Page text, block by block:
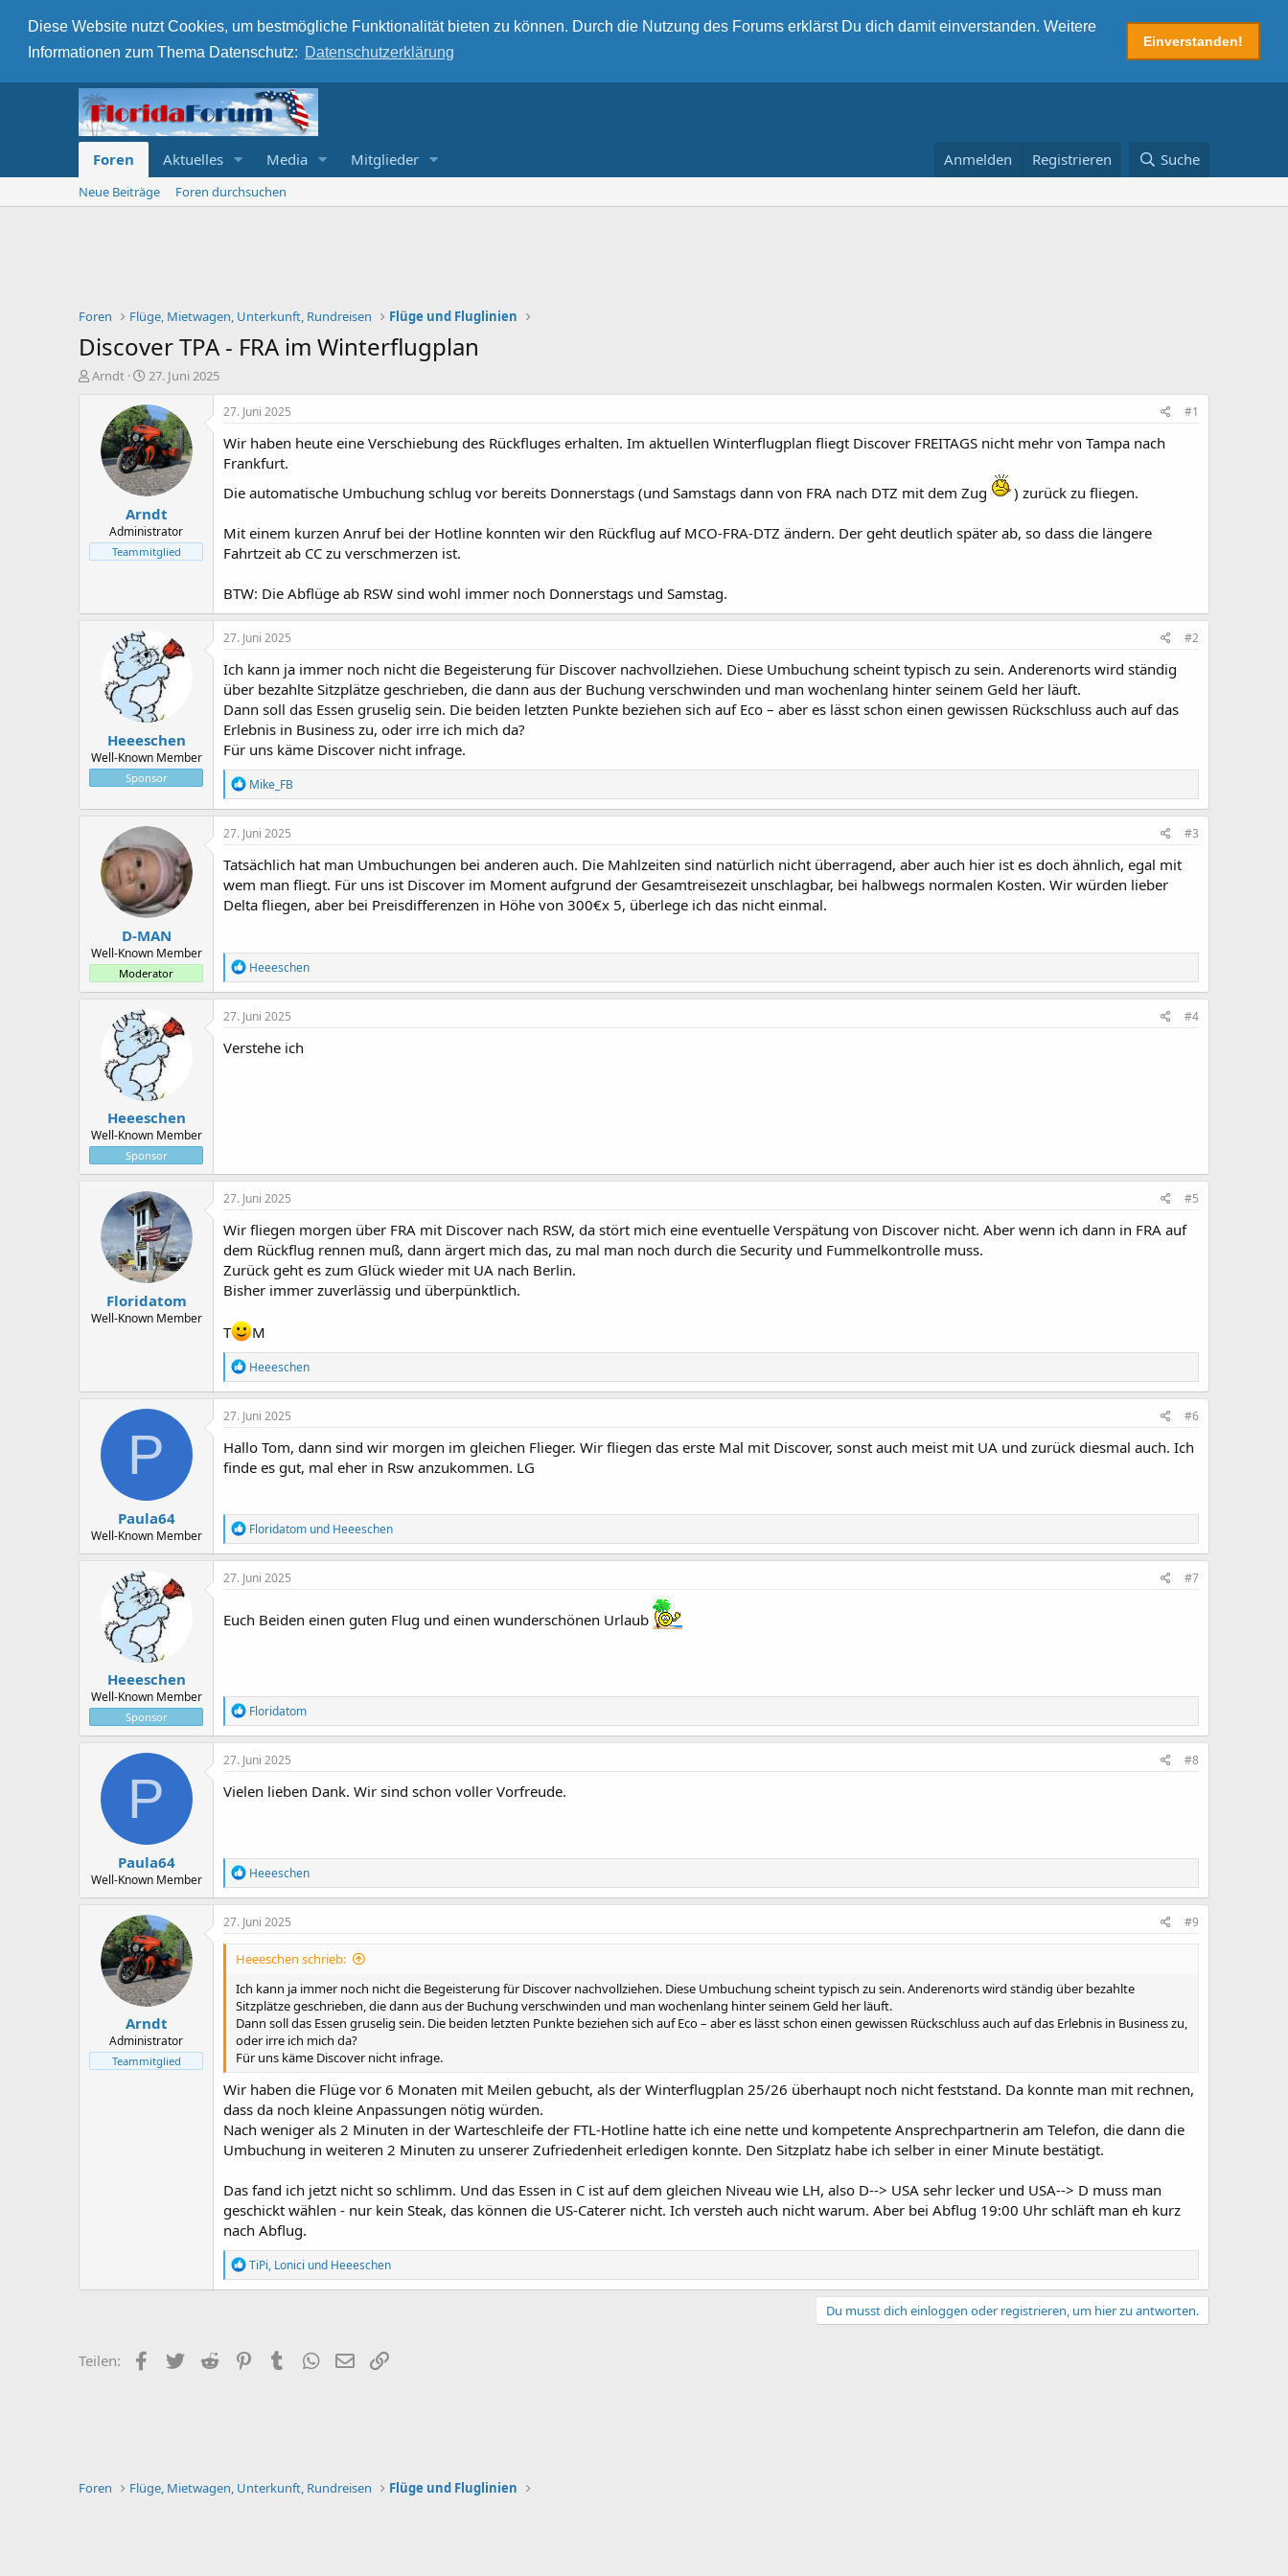
Diese Website nutzt Cookies, um bestmögliche Funktionalität bieten zu können. Durch die Nutzung des Forums erklärst Du dich damit einverstanden. Weitere
Informationen zum Thema Datenschutz: Datenschutzerklärung
Einverstanden!
Foren Aktuelles Media Mitglieder Anmelden Registrieren Suche
Neue Beiträge Foren durchsuchen
Foren Flüge, Mietwagen, Unterkunft, Rundreisen Flüge und Fluglinien
Discover TPA - FRA im Winterflugplan
E
Arndt
E
s
t
e
l
l
t
a
m
27. Juni 2025
Arndt
Administrator
Teammitglied
27. Juni 2025 #1
Wir haben heute eine Verschiebung des Rückfluges erhalten. Im aktuellen Winterflugplan fliegt Discover FREITAGS nicht mehr von Tampa nach
Frankfurt.
Die automatische Umbuchung schlug vor bereits Donnerstags (und Samstags dann von FRA nach DTZ mit dem Zug
) zurück zu fliegen.
Mit einem kurzen Anruf bei der Hotline konnten wir den Rückflug auf MCO-FRA-DTZ ändern. Der geht deutlich später ab, so dass die längere
Fahrtzeit ab CC zu verschmerzen ist.
BTW: Die Abflüge ab RSW sind wohl immer noch Donnerstags und Samstag.
Heeeschen
Well-Known Member
Sponsor
27. Juni 2025 #2
Ich kann ja immer noch nicht die Begeisterung für Discover nachvollziehen. Diese Umbuchung scheint typisch zu sein. Anderenorts wird ständig
über bezahlte Sitzplätze geschrieben, die dann aus der Buchung verschwinden und man wochenlang hinter seinem Geld her läuft.
Dann soll das Essen gruselig sein. Die beiden letzten Punkte beziehen sich auf Eco – aber es lässt schon einen gewissen Rückschluss auch auf das
Erlebnis in Business zu, oder irre ich mich da?
Für uns käme Discover nicht infrage.
R
e
a
k
i
o
n
e
Mike_FB
D-MAN
Well-Known Member
Moderator
27. Juni 2025 #3
Tatsächlich hat man Umbuchungen bei anderen auch. Die Mahlzeiten sind natürlich nicht überragend, aber auch hier ist es doch ähnlich, egal mit
wem man fliegt. Für uns ist Discover im Moment aufgrund der Gesamtreisezeit unschlagbar, bei halbwegs normalen Kosten. Wir würden lieber
Delta fliegen, aber bei Preisdifferenzen in Höhe von 300€x 5, überlege ich das nicht einmal.
R
e
a
k
i
o
Heeeschen
Heeeschen
Well-Known Member
Sponsor
27. Juni 2025 #4
Verstehe ich
Floridatom
Well-Known Member
27. Juni 2025 #5
Wir fliegen morgen über FRA mit Discover nach RSW, da stört mich eine eventuelle Verspätung von Discover nicht. Aber wenn ich dann in FRA auf
dem Rückflug rennen muß, dann ärgert mich das, zu mal man noch durch die Security und Fummelkontrolle muss.
Zurück geht es zum Glück wieder mit UA nach Berlin.
Bisher immer zuverlässig und überpünktlich.
T M
R
e
a
k
o
n
:
Heeeschen
P
Paula64
Well-Known Member
27. Juni 2025 #6
Hallo Tom, dann sind wir morgen im gleichen Flieger. Wir fliegen das erste Mal mit Discover, sonst auch meist mit UA und zurück diesmal auch. Ich
finde es gut, mal eher in Rsw anzukommen. LG
R
e
a
k
o
Floridatom und Heeeschen
Heeeschen
Well-Known Member
Sponsor
27. Juni 2025 #7
Euch Beiden einen guten Flug und einen wunderschönen Urlaub
R
e
a
k
i
o
:
Floridatom
P
Paula64
Well-Known Member
27. Juni 2025 #8
Vielen lieben Dank. Wir sind schon voller Vorfreude.
R
e
a
k
o
e
n
:
Heeeschen
Arndt
Administrator
Teammitglied
27. Juni 2025 #9
Heeeschen schrieb:
Ich kann ja immer noch nicht die Begeisterung für Discover nachvollziehen. Diese Umbuchung scheint typisch zu sein. Anderenorts wird ständig über bezahlte
Sitzplätze geschrieben, die dann aus der Buchung verschwinden und man wochenlang hinter seinem Geld her läuft.
Dann soll das Essen gruselig sein. Die beiden letzten Punkte beziehen sich auf Eco – aber es lässt schon einen gewissen Rückschluss auch auf das Erlebnis in Business zu,
oder irre ich mich da?
Für uns käme Discover nicht infrage.
Wir haben die Flüge vor 6 Monaten mit Meilen gebucht, als der Winterflugplan 25/26 überhaupt noch nicht feststand. Da konnte man mit rechnen,
dass da noch kleine Anpassungen nötig würden.
Nach weniger als 2 Minuten in der Warteschleife der FTL-Hotline hatte ich eine nette und kompetente Ansprechpartnerin am Telefon, die dann die
Umbuchung in weiteren 2 Minuten zu unserer Zufriedenheit erledigen konnte. Den Sitzplatz habe ich selber in einer Minute bestätigt.
Das fand ich jetzt nicht so schlimm. Und das Essen in C ist auf dem gleichen Niveau wie LH, also D--> USA sehr lecker und USA--> D muss man
geschickt wählen - nur kein Steak, das können die US-Caterer nicht. Ich versteh auch nicht warum. Aber bei Abflug 19:00 Uhr schläft man eh kurz
nach Abflug.
R
e
a
o
TiPi, Lonici und Heeeschen
Du musst dich einloggen oder registrieren, um hier zu antworten.
Teilen: Facebook
Twitter Reddit PinterestTumblrWhatsApp
E-Mail
Foren Flüge, Mietwagen, Unterkunft, Rundreisen Flüge und Fluglinien